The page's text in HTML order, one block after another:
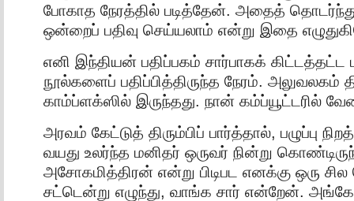
போகாத நேரத்தில் படித்தேன். அதைத்
ஒன்றைப் பதிவு செய்யலாம் என்று இதை
எனி இந்தியன் பதிப்பகம் சார்பாகக் கிட்டத்தட்ட
நூல்களைப் பதிப்பித்திருந்த நேரம். அலுவலகம்
காம்ப்ளக்ஸில் இருந்தது. நான் கம்ப்யூட்டரில்
அரவம் கேட்டுத் திரும்பிப் பார்த்தால், பழுப்பு
வயது உலர்ந்த மனிதர் ஒருவர் நின்று
அசோகமித்திரன் என்று பிடிபட எனக்கு ஒரு
சட்டென்று எழுந்து, வாங்க சார் என்றேன். அங்கே